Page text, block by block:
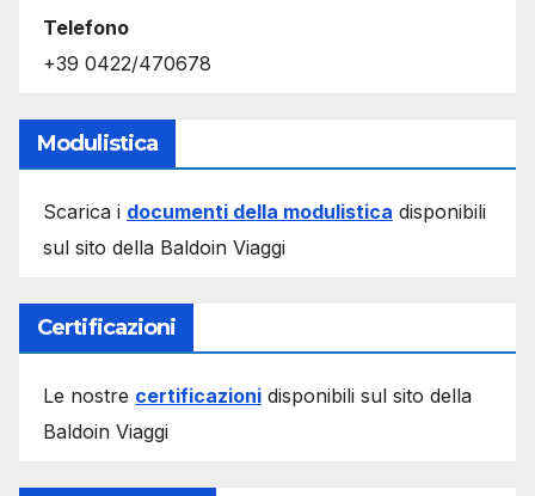
Telefono
+39 0422/470678
Modulistica
Scarica i documenti della modulistica disponibili
sul sito della Baldoin Viaggi
Certificazioni
Le nostre certificazioni disponibili sul sito della
Baldoin Viaggi